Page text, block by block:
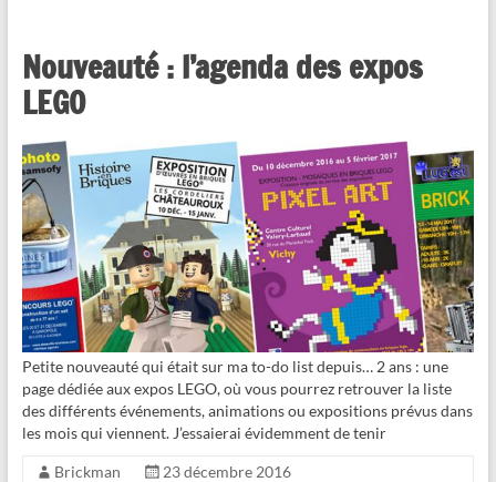
Nouveauté : l’agenda des expos
LEGO
Petite nouveauté qui était sur ma to-do list depuis… 2 ans : une
page dédiée aux expos LEGO, où vous pourrez retrouver la liste
des différents événements, animations ou expositions prévus dans
les mois qui viennent. J’essaierai évidemment de tenir
Brickman
23 décembre 2016